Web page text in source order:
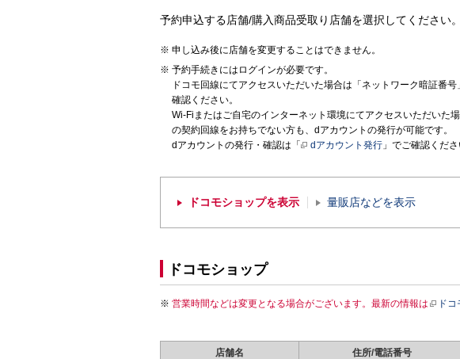
予約申込する店舗/購入商品受取り店舗を選択してください。
申し込み後に店舗を変更することはできません。
予約手続きにはログインが必要です。
ドコモ回線にてアクセスいただいた場合は「ネットワーク暗証番
確認ください。
Wi-Fiまたはご自宅のインターネット環境にてアクセスいただいた
の契約回線をお持ちでない方も、dアカウントの発行が可能です。
dアカウントの発行・確認は「
dアカウント発行 」でご確認くださ
ドコモショップを表示 量販店などを表示
ドコモショップ
営業時間などは変更となる場合がございます。最新の情報は ド
店舗名 住所/電話番号